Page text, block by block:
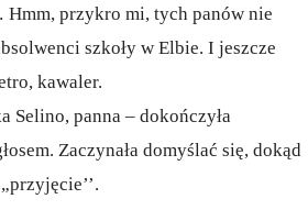
przykro mi, tych panów nie
szkoły w Elbie. I jeszcze
kawaler.
Selino, panna – dokończyła
Zaczynała domyślać się, dokąd